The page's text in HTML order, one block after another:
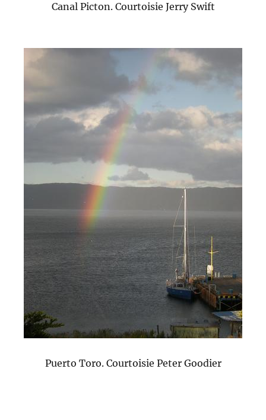
Canal Picton. Courtoisie Jerry Swift
Puerto Toro. Courtoisie Peter Goodier